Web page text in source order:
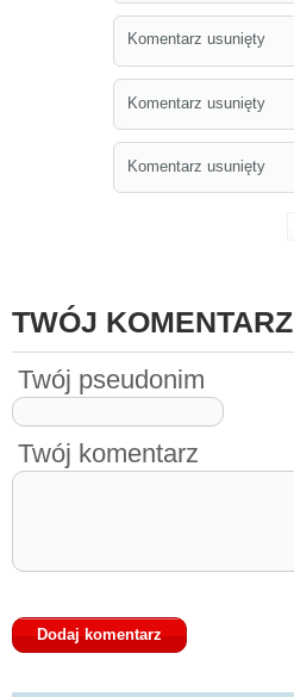
Komentarz usunięty
Komentarz usunięty
Komentarz usunięty
TWÓJ KOMENTARZ
Twój pseudonim
Twój komentarz